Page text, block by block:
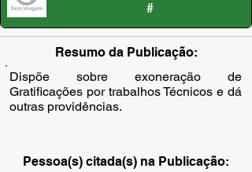
#
Resumo da Publicação:
Dispõe sobre exoneração de
Gratificações por trabalhos Técnicos e dá
outras providências.
Pessoa(s) citada(s) na Publicação: